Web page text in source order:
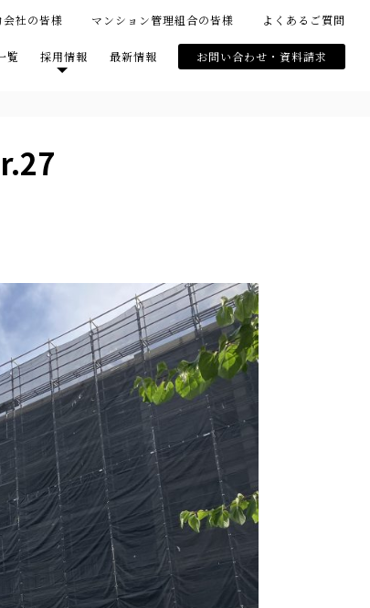
会社の皆様 マンション管理組合の皆様 よくあるご質問
覧 採用情報 最新情報 お問い合わせ・資料請求